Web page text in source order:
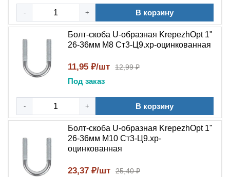
- + В корзину
Болт-скоба U-образная KrepezhOpt 1"
26-36мм М8 Ст3-Ц9.хр-оцинкованная
11,95 ₽/шт 12,99 ₽
Под заказ
- + В корзину
Болт-скоба U-образная KrepezhOpt 1"
26-36мм М10 Ст3-Ц9.хр-
оцинкованная
23,37 ₽/шт 25,40 ₽